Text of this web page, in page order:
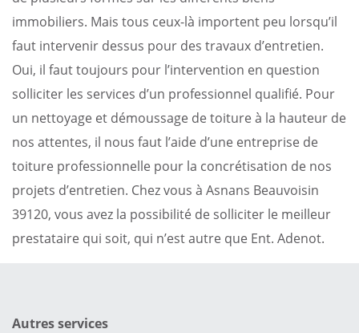
immobiliers. Mais tous ceux-là importent peu lorsqu’il
faut intervenir dessus pour des travaux d’entretien.
Oui, il faut toujours pour l’intervention en question
solliciter les services d’un professionnel qualifié. Pour
un nettoyage et démoussage de toiture à la hauteur de
nos attentes, il nous faut l’aide d’une entreprise de
toiture professionnelle pour la concrétisation de nos
projets d’entretien. Chez vous à Asnans Beauvoisin
39120, vous avez la possibilité de solliciter le meilleur
prestataire qui soit, qui n’est autre que Ent. Adenot.
Autres services